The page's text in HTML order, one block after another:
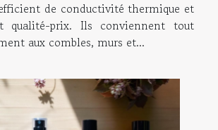
de conductivité thermique et
qualité-prix. Ils conviennent tout
aux combles, murs et...